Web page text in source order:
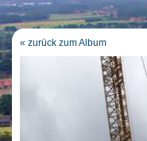
« zurück zum Album